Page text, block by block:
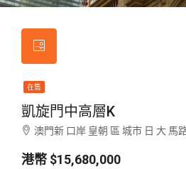
在售
凱旋門中高層K
澳門新 口岸 皇朝 區 城市 日 大 馬
$15,680,000